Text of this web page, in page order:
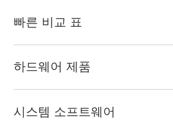
빠른 비교 표
하드웨어 제품
시스템 소프트웨어